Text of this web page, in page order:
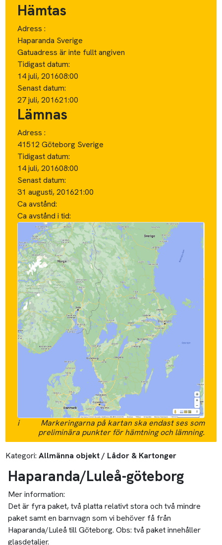
Hämtas
Adress :
Haparanda Sverige
Gatuadress är inte fullt angiven
Tidigast datum:
14 juli, 201608:00
Senast datum:
27 juli, 201621:00
Lämnas
Adress :
41512 Göteborg Sverige
Tidigast datum:
14 juli, 201608:00
Senast datum:
31 augusti, 201621:00
Ca avstånd:
Ca avstånd i tid:
i
Markeringarna på kartan ska endast ses som
preliminära punkter för hämtning och lämning.
Kategori: Allmänna objekt / Lådor & Kartonger
Haparanda/Luleå-göteborg
Mer information:
Det är fyra paket, två platta relativt stora och två mindre
paket samt en barnvagn som vi behöver få från
Haparanda/Luleå till Göteborg. Obs: två paket innehåller
glasdetaljer.